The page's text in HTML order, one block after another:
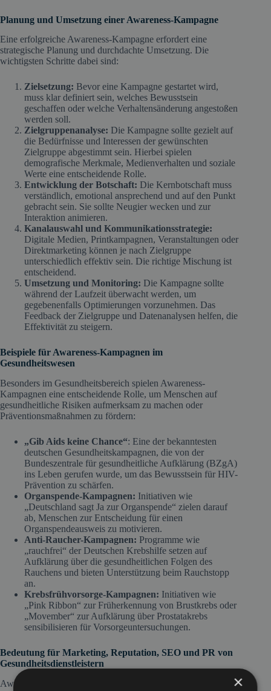
Planung und Umsetzung einer Awareness-Kampagne
Eine erfolgreiche Awareness-Kampagne erfordert eine
strategische Planung und durchdachte Umsetzung. Die
wichtigsten Schritte dabei sind:
Zielsetzung: Bevor eine Kampagne gestartet wird,
muss klar definiert sein, welches Bewusstsein
geschaffen oder welche Verhaltensänderung angestoßen
werden soll.
Zielgruppenanalyse: Die Kampagne sollte gezielt auf
die Bedürfnisse und Interessen der gewünschten
Zielgruppe abgestimmt sein. Hierbei spielen
demografische Merkmale, Medienverhalten und soziale
Werte eine entscheidende Rolle.
Entwicklung der Botschaft: Die Kernbotschaft muss
verständlich, emotional ansprechend und auf den Punkt
gebracht sein. Sie sollte Neugier wecken und zur
Interaktion animieren.
Kanalauswahl und Kommunikationsstrategie:
Digitale Medien, Printkampagnen, Veranstaltungen oder
Direktmarketing können je nach Zielgruppe
unterschiedlich effektiv sein. Die richtige Mischung ist
entscheidend.
Umsetzung und Monitoring: Die Kampagne sollte
während der Laufzeit überwacht werden, um
gegebenenfalls Optimierungen vorzunehmen. Das
Feedback der Zielgruppe und Datenanalysen helfen, die
Effektivität zu steigern.
Beispiele für Awareness-Kampagnen im
Gesundheitswesen
Besonders im Gesundheitsbereich spielen Awareness-
Kampagnen eine entscheidende Rolle, um Menschen auf
gesundheitliche Risiken aufmerksam zu machen oder
Präventionsmaßnahmen zu fördern:
„Gib Aids keine Chance“: Eine der bekanntesten
deutschen Gesundheitskampagnen, die von der
Bundeszentrale für gesundheitliche Aufklärung (BZgA)
ins Leben gerufen wurde, um das Bewusstsein für HIV-
Prävention zu schärfen.
Organspende-Kampagnen: Initiativen wie
„Deutschland sagt Ja zur Organspende“ zielen darauf
ab, Menschen zur Entscheidung für einen
Organspendeausweis zu motivieren.
Anti-Raucher-Kampagnen: Programme wie
„rauchfrei“ der Deutschen Krebshilfe setzen auf
Aufklärung über die gesundheitlichen Folgen des
Rauchens und bieten Unterstützung beim Rauchstopp
an.
Krebsfrühvorsorge-Kampagnen: Initiativen wie
„Pink Ribbon“ zur Früherkennung von Brustkrebs oder
„Movember“ zur Aufklärung über Prostatakrebs
sensibilisieren für Vorsorgeuntersuchungen.
Bedeutung für Marketing, Reputation, SEO und PR von
Gesundheitsdienstleistern
Awareness-Kampagnen sind für Gesundheitsdienstleister ein
×